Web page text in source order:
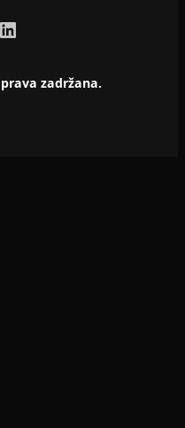
LinkedIn
zadržana.